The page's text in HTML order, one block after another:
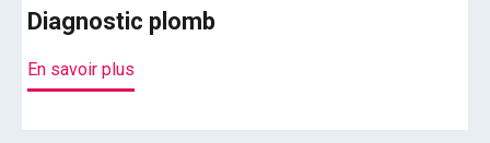
Diagnostic plomb
En savoir plus